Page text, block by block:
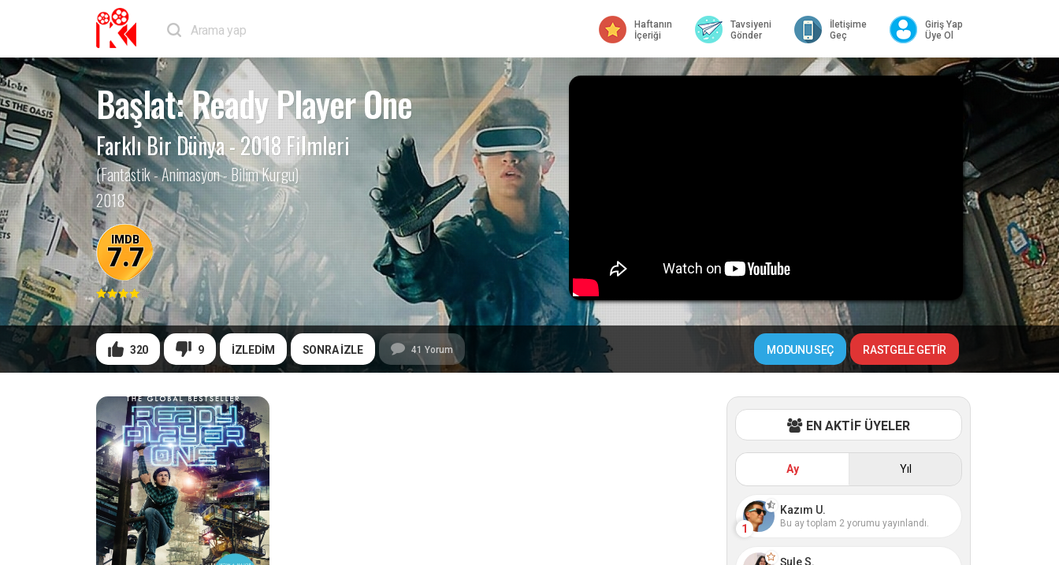
Haftanın
İçeriği
Tavsiyeni
Gönder
İletişime
Geç
Giriş Yap
Üye Ol
Başlat: Ready Player One
Farklı Bir Dünya-2018 Filmleri
(Fantastik - Animasyon - Bilim Kurgu)
2018
IMDB
7.7
320 9 İZLEDİM SONRA İZLE 41 Yorum MODUNU SEÇ
EN AKTİF ÜYELER
Ay Yıl
1
Kazım U.
Bu ay toplam 2 yorumu yayınlandı.
Şule S.